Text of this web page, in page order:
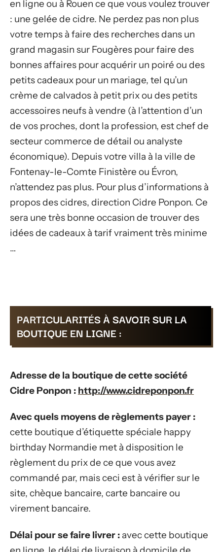
en ligne ou à Rouen ce que vous voulez trouver
: une gelée de cidre. Ne perdez pas non plus
votre temps à faire des recherches dans un
grand magasin sur Fougères pour faire des
bonnes affaires pour acquérir un poiré ou des
petits cadeaux pour un mariage, tel qu’un
crème de calvados à petit prix ou des petits
accessoires neufs à vendre (à l’attention d’un
de vos proches, dont la profession, est chef de
secteur commerce de détail ou analyste
économique). Depuis votre villa à la ville de
Fontenay-le-Comte Finistère ou Évron,
n’attendez pas plus. Pour plus d’informations à
propos des cidres, direction Cidre Ponpon. Ce
sera une très bonne occasion de trouver des
idées de cadeaux à tarif vraiment très minime
…
PARTICULARITÉS À SAVOIR SUR LA
BOUTIQUE EN LIGNE :
Adresse de la boutique de cette société
Cidre Ponpon : http://www.cidreponpon.fr
Avec quels moyens de règlements payer :
cette boutique d’étiquette spéciale happy
birthday Normandie met à disposition le
règlement du prix de ce que vous avez
commandé par, mais ceci est à vérifier sur le
site, chèque bancaire, carte bancaire ou
virement bancaire.
Délai pour se faire livrer : avec cette boutique